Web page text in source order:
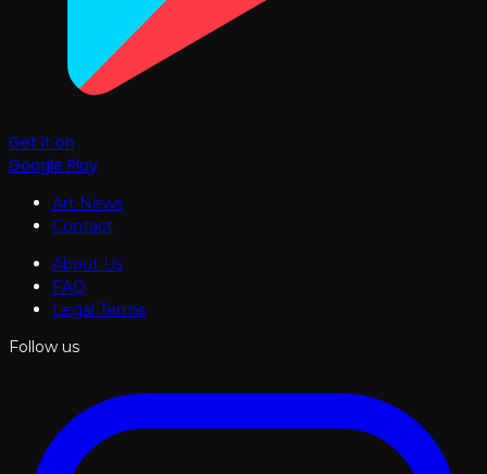
Get it on
Google Play
Art News
Contact
About Us
FAQ
Legal Terms
Follow us